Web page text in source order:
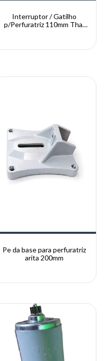
Interruptor / Gatilho
p/Perfuratriz 110mm Thaf
Pe da base para perfuratriz
arita 200mm